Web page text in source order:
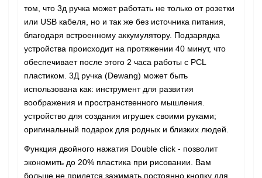
том, что 3д ручка может работать не только от розетки
или USB кабеля, но и так же без источника питания,
благодаря встроенному аккумулятору. Подзарядка
устройства происходит на протяжении 40 минут, что
обеспечивает после этого 2 часа работы с PCL
пластиком. 3Д ручка (Dewang) может быть
использована как: инструмент для развития
воображения и пространственного мышления.
устройство для создания игрушек своими руками;
оригинальный подарок для родных и близких людей.
Функция двойного нажатия Double click - позволит
экономить до 20% пластика при рисовании. Вам
больше не придется зажимать постоянно кнопку для